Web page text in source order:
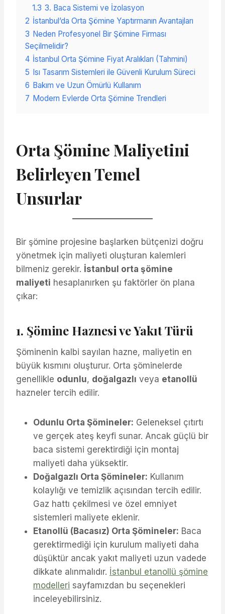
1.3 3. Baca Sistemi ve İzolasyon
2 İstanbul’da Orta Şömine Yaptırmanın Avantajları
3 Neden Profesyonel Bir Şömine Firması
Seçilmelidir?
4 İstanbul Orta Şömine Fiyat Aralıkları (Tahmini)
5 Isı Tasarım Sistemleri ile Güvenli Kurulum Süreci
6 Bakım ve Uzun Ömürlü Kullanım
7 Modern Evlerde Orta Şömine Trendleri
Orta Şömine Maliyetini
Belirleyen Temel
Unsurlar
Bir şömine projesine başlarken bütçenizi doğru
yönetmek için maliyeti oluşturan kalemleri
bilmeniz gerekir. İstanbul orta şömine
maliyeti hesaplanırken şu faktörler ön plana
çıkar:
1. Şömine Haznesi ve Yakıt Türü
Şöminenin kalbi sayılan hazne, maliyetin en
büyük kısmını oluşturur. Orta şöminelerde
genellikle odunlu, doğalgazlı veya etanollü
hazneler tercih edilir.
Odunlu Orta Şömineler: Geleneksel çıtırtı
ve gerçek ateş keyfi sunar. Ancak güçlü bir
baca sistemi gerektirdiği için montaj
maliyeti daha yüksektir.
Doğalgazlı Orta Şömineler: Kullanım
kolaylığı ve temizlik açısından tercih edilir.
Gaz hattı çekilmesi ve özel emniyet
sistemleri maliyete eklenir.
Etanollü (Bacasız) Orta Şömineler: Baca
gerektirmediği için kurulum maliyeti daha
düşüktür ancak yakıt maliyeti uzun vadede
dikkate alınmalıdır. İstanbul etanollü şömine
modelleri sayfamızdan bu seçenekleri
inceleyebilirsiniz.